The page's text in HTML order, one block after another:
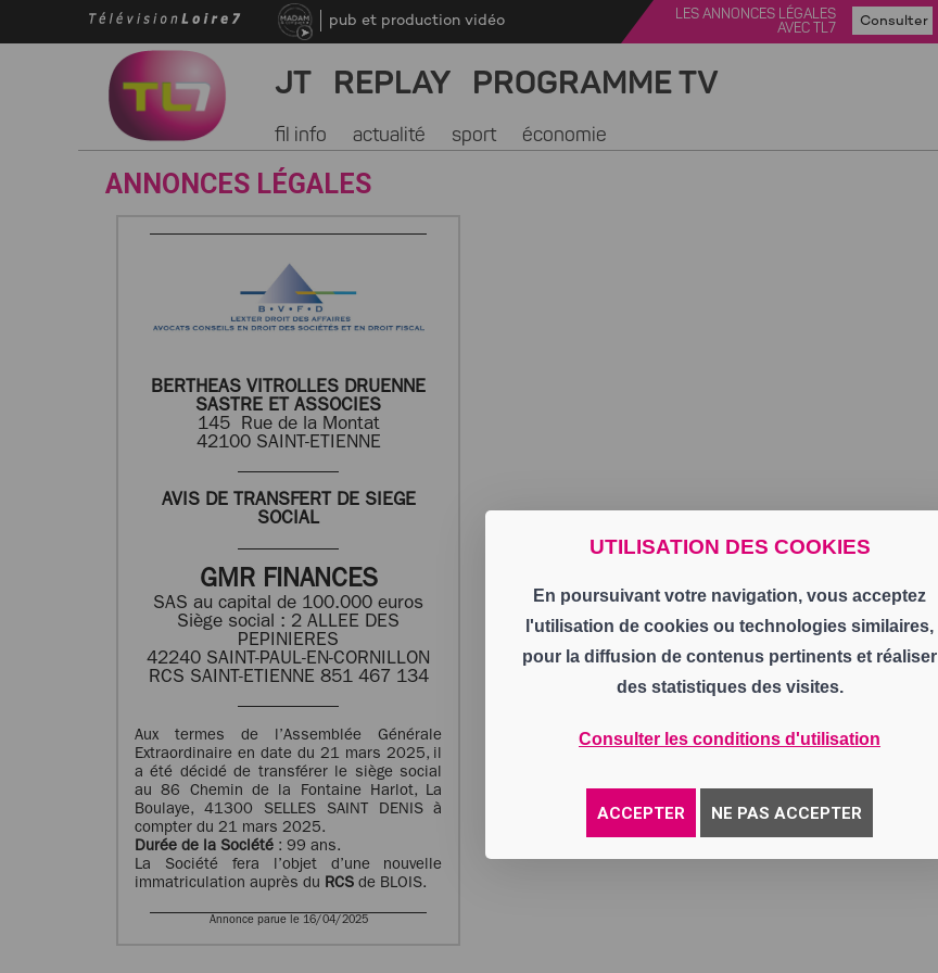
UTILISATION DES COOKIES
En poursuivant votre navigation, vous acceptez
l'utilisation de cookies ou technologies similaires,
pour la diffusion de contenus pertinents et réaliser
des statistiques des visites.
Consulter les conditions d'utilisation
ACCEPTER NE PAS ACCEPTER
pub et production vidéo
LES ANNONCES LÉGALES
AVEC TL7
Consulter
JT REPLAY PROGRAMME TV
fil info actualité sport économie
ANNONCES LÉGALES
BERTHEAS VITROLLES DRUENNE
SASTRE ET ASSOCIES
145 Rue de la Montat
42100 SAINT-ETIENNE
AVIS DE TRANSFERT DE SIEGE
SOCIAL
GMR FINANCES
SAS au capital de 100.000 euros
Siège social : 2 ALLEE DES
PEPINIERES
42240 SAINT-PAUL-EN-CORNILLON
RCS SAINT-ETIENNE 851 467 134
Aux termes de l’Assemblée Générale
Extraordinaire en date du 21 mars 2025, il
a été décidé de transférer le siège social
au 86 Chemin de la Fontaine Harlot, La
Boulaye, 41300 SELLES SAINT DENIS à
compter du 21 mars 2025.
Durée de la Société : 99 ans.
La Société fera l’objet d’une nouvelle
immatriculation auprès du RCS de BLOIS.
Annonce parue le 16/04/2025